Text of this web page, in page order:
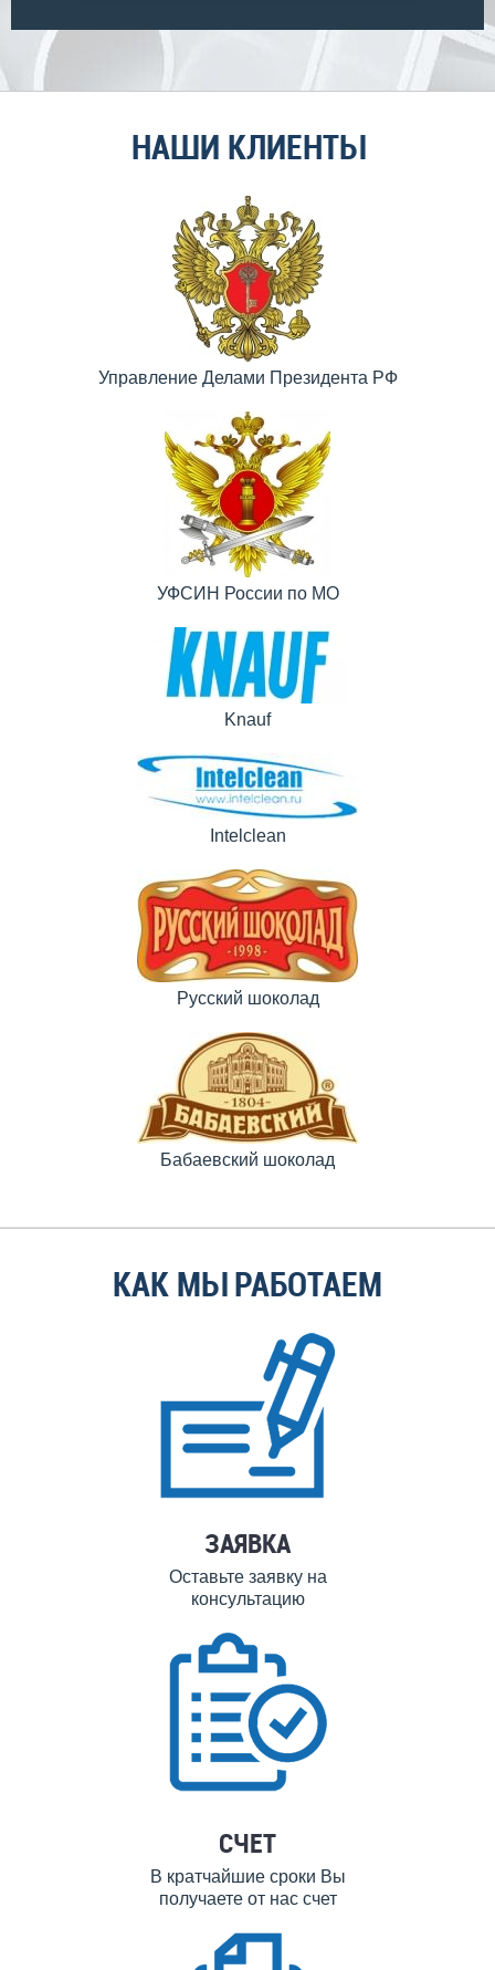
НАШИ КЛИЕНТЫ
Управление Делами Президента РФ
УФСИН России по МО
Knauf
Intelclean
Русский шоколад
Бабаевский шоколад
КАК МЫ РАБОТАЕМ
ЗАЯВКА
Оставьте заявку на
консультацию
СЧЕТ
В кратчайшие сроки Вы
получаете от нас счет